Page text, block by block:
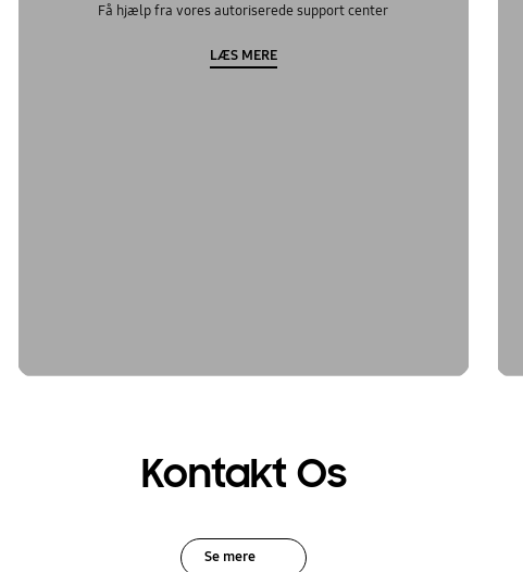
Få hjælp fra vores autoriserede support center
LÆS MERE
Kontakt Os
Se mere